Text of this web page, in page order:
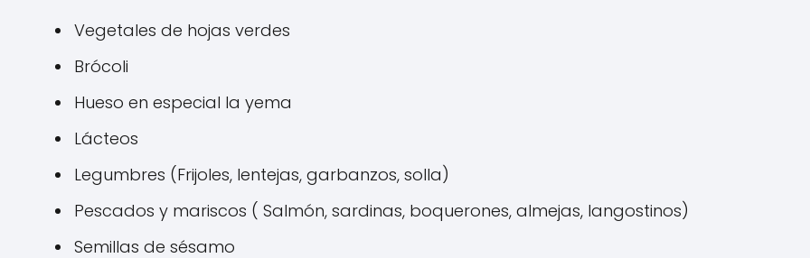
Vegetales de hojas verdes
Brócoli
Hueso en especial la yema
Lácteos
Legumbres (Frijoles, lentejas, garbanzos, solla)
Pescados y mariscos ( Salmón, sardinas, boquerones, almejas, langostinos)
Semillas de sésamo